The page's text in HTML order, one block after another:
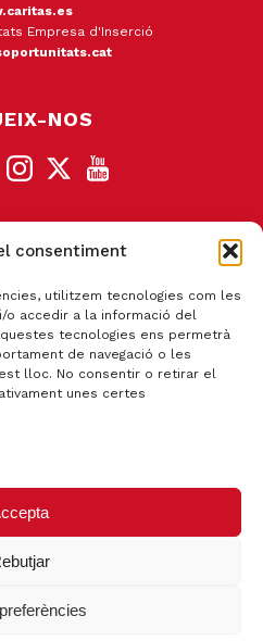
consentiment
utilitzem tecnologies com les
o accedir a la informació del
tecnologies ens permetrà
de navegació o les
lloc. No consentir o retirar el
unes certes
Empresa d'Inserció
NOS
ISO 9001:2015